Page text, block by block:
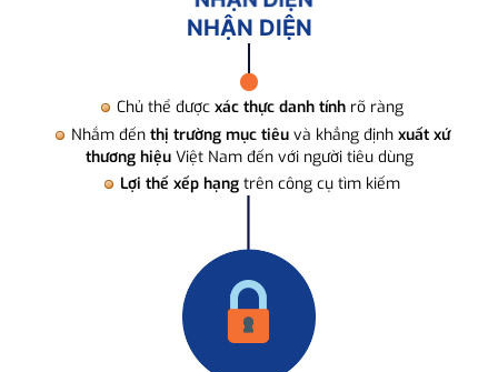
NHẬN DIỆN
Chủ thể được xác thực danh tính rõ ràng
Nhắm đến thị trường mục tiêuvà khẳng định xuất xứ
thương hiệuViệt Nam đến với người tiêu dùng
Lợi thế xếp hạng trên công cụ tìm kiếm